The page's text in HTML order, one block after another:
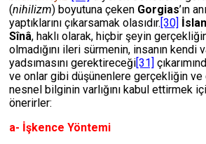
(nihilizm) boyutuna çeken Gorgias’ın
yaptıklarını çıkarsamak olasıdır.[30]
Sînâ, haklı olarak, hiçbir şeyin
olmadığını ileri sürmenin, insanın kendi
yadsımasını gerektireceği[31]
ve onlar gibi düşünenlere gerçekliğin
nesnel bilginin varlığını kabul ettirmek
önerirler:
a- İşkence Yöntemi